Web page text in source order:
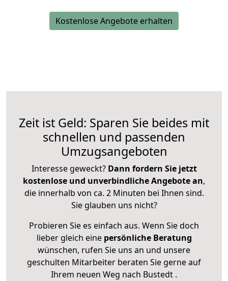
Kostenlose Angebote erhalten
Zeit ist Geld: Sparen Sie beides mit
schnellen und passenden
Umzugsangeboten
Interesse geweckt? Dann fordern Sie jetzt
kostenlose und unverbindliche Angebote an,
die innerhalb von ca. 2 Minuten bei Ihnen sind.
Sie glauben uns nicht?
Probieren Sie es einfach aus. Wenn Sie doch
lieber gleich eine persönliche Beratung
wünschen, rufen Sie uns an und unsere
geschulten Mitarbeiter beraten Sie gerne auf
Ihrem neuen Weg nach Bustedt .